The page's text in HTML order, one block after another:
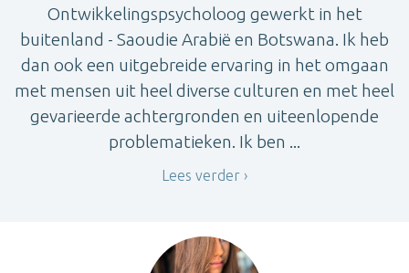
Ontwikkelingspsycholoog gewerkt in het
buitenland - Saoudie Arabië en Botswana. Ik heb
dan ook een uitgebreide ervaring in het omgaan
met mensen uit heel diverse culturen en met heel
gevarieerde achtergronden en uiteenlopende
problematieken. Ik ben ...
Lees verder